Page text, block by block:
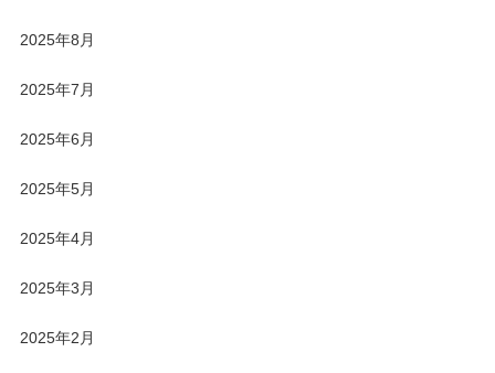
2025年8月
2025年7月
2025年6月
2025年5月
2025年4月
2025年3月
2025年2月